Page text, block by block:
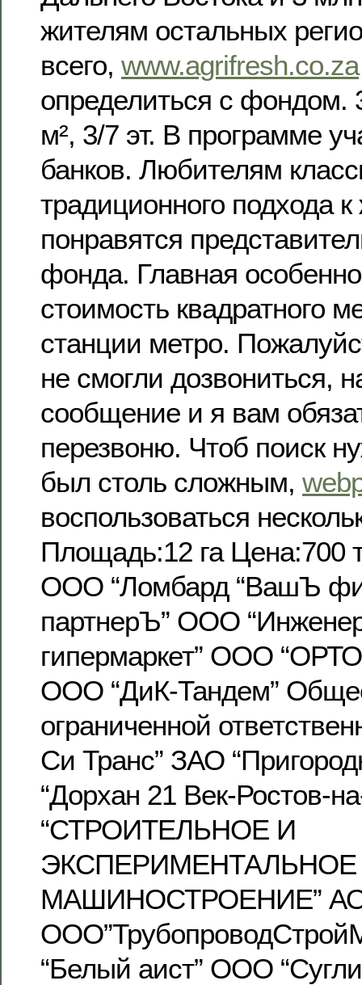
жителям остальных
всего, www.agrifresh.co.za
определиться с фондом.
м², 3/7 эт. В программе
банков. Любителям
традиционного подхода
понравятся
фонда. Главная
стоимость квадратного
станции метро.
не смогли дозвониться,
сообщение и я вам
перезвоню. Чтоб поиск
был столь сложным,
воспользоваться
Площадь:12 га Цена:700
ООО “Ломбард “ВашЪ
партнерЪ” ООО
гипермаркет” ООО
ООО “ДиК-Тандем”
ограниченной
Си Транс” ЗАО
“Дорхан 21 Век-Ростов-
“СТРОИТЕЛЬНОЕ И
ЭКСПЕРИМЕНТАЛЬНОЕ
МАШИНОСТРОЕНИЕ” АО
“Белый аист” ООО